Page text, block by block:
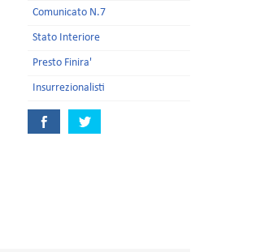
Comunicato N.7
Stato Interiore
Presto Finira'
Insurrezionalisti